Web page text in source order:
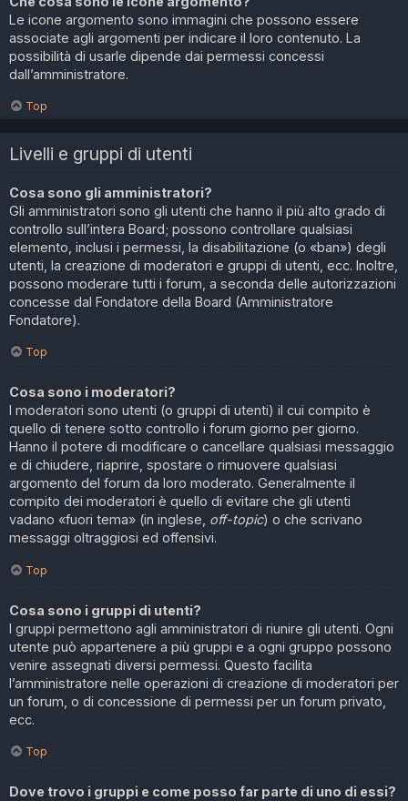
Le icone argomento sono immagini che possono essere
associate agli argomenti per indicare il loro contenuto. La
possibilità di usarle dipende dai permessi concessi
dall’amministratore.
Top
Livelli e gruppi di utenti
Cosa sono gli amministratori?
Gli amministratori sono gli utenti che hanno il più alto grado di
controllo sull’intera Board; possono controllare qualsiasi
elemento, inclusi i permessi, la disabilitazione (o «ban») degli
utenti, la creazione di moderatori e gruppi di utenti, ecc. Inoltre,
possono moderare tutti i forum, a seconda delle autorizzazioni
concesse dal Fondatore della Board (Amministratore
Fondatore).
Top
Cosa sono i moderatori?
I moderatori sono utenti (o gruppi di utenti) il cui compito è
quello di tenere sotto controllo i forum giorno per giorno.
Hanno il potere di modificare o cancellare qualsiasi messaggio
e di chiudere, riaprire, spostare o rimuovere qualsiasi
argomento del forum da loro moderato. Generalmente il
compito dei moderatori è quello di evitare che gli utenti
vadano «fuori tema» (in inglese, off-topic) o che scrivano
messaggi oltraggiosi ed offensivi.
Top
Cosa sono i gruppi di utenti?
I gruppi permettono agli amministratori di riunire gli utenti. Ogni
utente può appartenere a più gruppi e a ogni gruppo possono
venire assegnati diversi permessi. Questo facilita
l’amministratore nelle operazioni di creazione di moderatori per
un forum, o di concessione di permessi per un forum privato,
ecc.
Top
Dove trovo i gruppi e come posso far parte di uno di essi?